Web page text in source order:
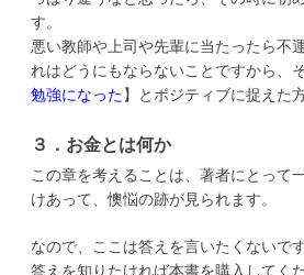
す。
悪い教師や上司や先輩に当たったら不
れはどうにもならないことですから、
勉強になった】とポジティブに捉えた
３．お金とは何か
この章を考えることは、著者にとって
けあって、懊悩の跡が見られます。
なので、ここは答えを言いたくないです
答えを知りたければ本書を購入してくだ